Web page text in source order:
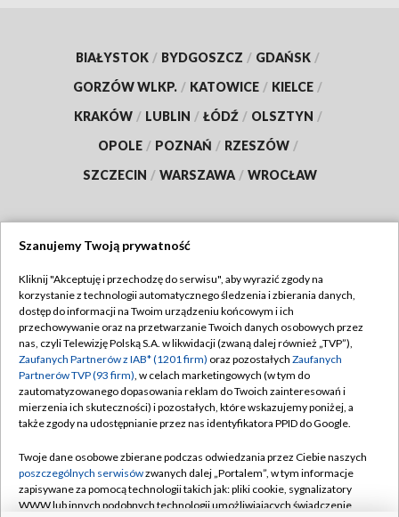
BIAŁYSTOK / BYDGOSZCZ / GDAŃSK /
GORZÓW WLKP. / KATOWICE / KIELCE /
KRAKÓW / LUBLIN / ŁÓDŹ / OLSZTYN /
OPOLE / POZNAŃ / RZESZÓW /
SZCZECIN / WARSZAWA / WROCŁAW
TVP
Abonament TVP
Emisja w TVP
Centrum informacji TVP
Naziemna Telewizja Cyfrowa
Rada Programowa
System NOS
Regulamin TVP
Polityka prywatności
Moje zgody
Pomoc
Kontakt
Szanujemy Twoją prywatność
Kliknij "Akceptuję i przechodzę do serwisu", aby wyrazić zgody na
korzystanie z technologii automatycznego śledzenia i zbierania danych,
dostęp do informacji na Twoim urządzeniu końcowym i ich
przechowywanie oraz na przetwarzanie Twoich danych osobowych przez
nas, czyli Telewizję Polską S.A. w likwidacji (zwaną dalej również „TVP”),
Zaufanych Partnerów z IAB* (1201 firm) oraz pozostałych Zaufanych
Partnerów TVP (93 firm), w celach marketingowych (w tym do
zautomatyzowanego dopasowania reklam do Twoich zainteresowań i
mierzenia ich skuteczności) i pozostałych, które wskazujemy poniżej, a
także zgody na udostępnianie przez nas identyfikatora PPID do Google.
Twoje dane osobowe zbierane podczas odwiedzania przez Ciebie naszych
poszczególnych serwisówzwanych dalej „Portalem”, w tym informacje
zapisywane za pomocą technologii takich jak: pliki cookie, sygnalizatory
WWW lub innych podobnych technologii umożliwiających świadczenie